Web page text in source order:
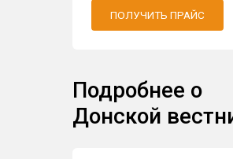
ПОЛУЧИТЬ ПРАЙС
Подробнее о
Донской